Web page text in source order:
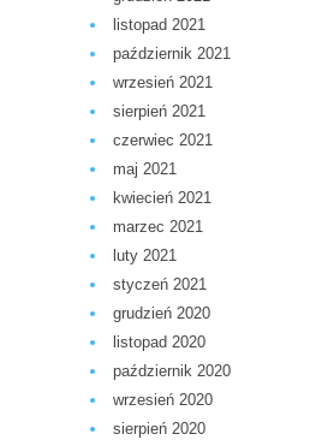
listopad 2021
październik 2021
wrzesień 2021
sierpień 2021
czerwiec 2021
maj 2021
kwiecień 2021
marzec 2021
luty 2021
styczeń 2021
grudzień 2020
listopad 2020
październik 2020
wrzesień 2020
sierpień 2020